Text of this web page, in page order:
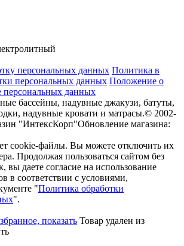
персональных данных Политика в
персональных данных Положение о
персональных данных
бассейны, надувные джакузи, батуты,
надувные кровати и матрасы.© 2002-
"ИнтексКорп"Обновление магазина:
cookie-файлы. Вы можете отключить их
Продолжая пользоваться сайтом без
вы даете согласие на использование
в соответствии с условиями,
"Политика обработки
".
показать Товар удален из